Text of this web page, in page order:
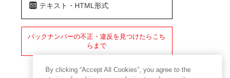
テキスト・HTML形式
バックナンバーの不正・違反を見つけたらこち
らまで
By clicking “Accept All Cookies”, you agree to the